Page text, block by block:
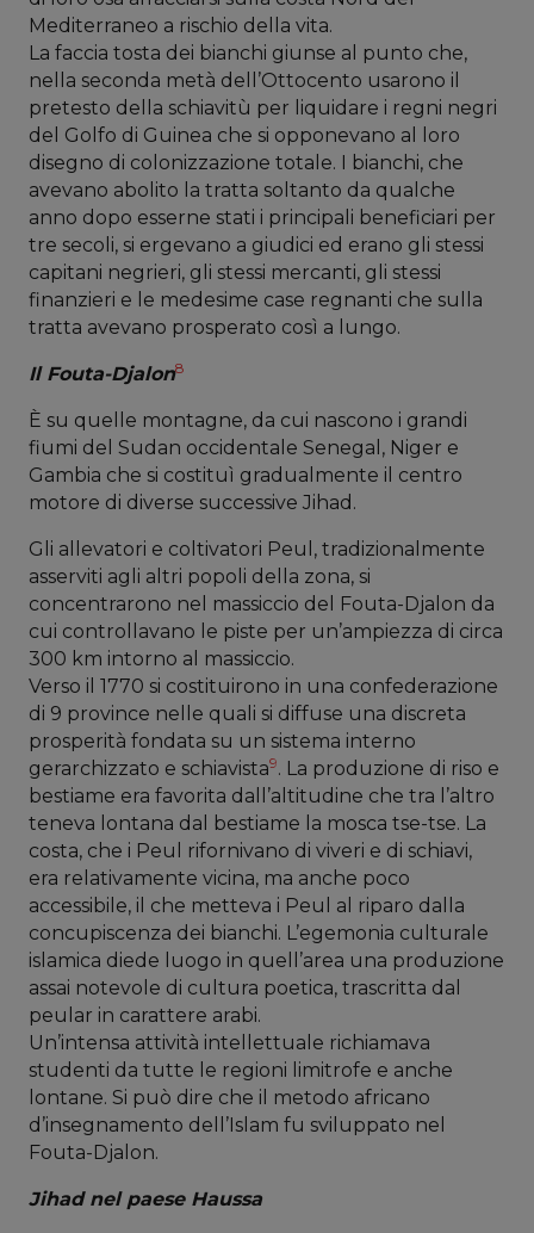
Mediterraneo a rischio della vita.
La faccia tosta dei bianchi giunse al punto che,
nella seconda metà dell’Ottocento usarono il
pretesto della schiavitù per liquidare i regni negri
del Golfo di Guinea che si opponevano al loro
disegno di colonizzazione totale. I bianchi, che
avevano abolito la tratta soltanto da qualche
anno dopo esserne stati i principali beneficiari per
tre secoli, si ergevano a giudici ed erano gli stessi
capitani negrieri, gli stessi mercanti, gli stessi
finanzieri e le medesime case regnanti che sulla
tratta avevano prosperato così a lungo.
Il Fouta-Djalon8
È su quelle montagne, da cui nascono i grandi
fiumi del Sudan occidentale Senegal, Niger e
Gambia che si costituì gradualmente il centro
motore di diverse successive Jihad.
Gli allevatori e coltivatori Peul, tradizionalmente
asserviti agli altri popoli della zona, si
concentrarono nel massiccio del Fouta-Djalon da
cui controllavano le piste per un’ampiezza di circa
300 km intorno al massiccio.
Verso il 1770 si costituirono in una confederazione
di 9 province nelle quali si diffuse una discreta
prosperità fondata su un sistema interno
gerarchizzato e schiavista9. La produzione di riso e
bestiame era favorita dall’altitudine che tra l’altro
teneva lontana dal bestiame la mosca tse-tse. La
costa, che i Peul rifornivano di viveri e di schiavi,
era relativamente vicina, ma anche poco
accessibile, il che metteva i Peul al riparo dalla
concupiscenza dei bianchi. L’egemonia culturale
islamica diede luogo in quell’area una produzione
assai notevole di cultura poetica, trascritta dal
peular in carattere arabi.
Un’intensa attività intellettuale richiamava
studenti da tutte le regioni limitrofe e anche
lontane. Si può dire che il metodo africano
d’insegnamento dell’Islam fu sviluppato nel
Fouta-Djalon.
Jihad nel paese Haussa